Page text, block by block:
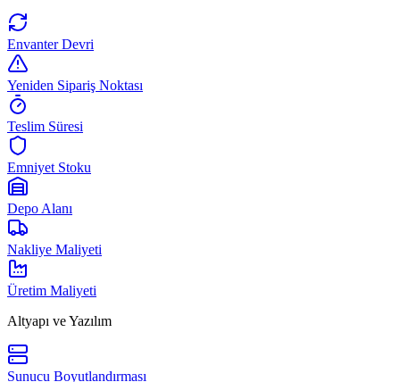
Envanter Devri
Yeniden Sipariş Noktası
Teslim Süresi
Emniyet Stoku
Depo Alanı
Nakliye Maliyeti
Üretim Maliyeti
Altyapı ve Yazılım
Sunucu Boyutlandırması